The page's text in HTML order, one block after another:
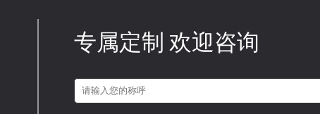
专属定制 欢迎咨询